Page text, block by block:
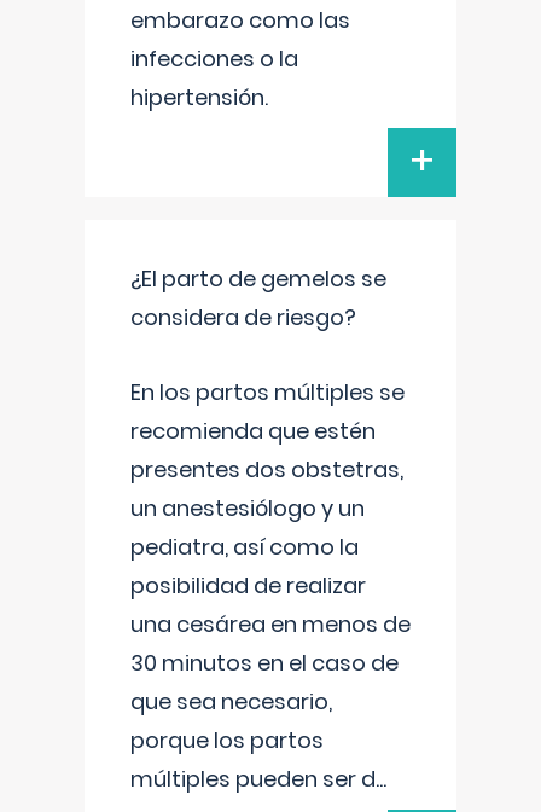
embarazo como las
infecciones o la
hipertensión.
+
¿El parto de gemelos se
considera de riesgo?
En los partos múltiples se
recomienda que estén
presentes dos obstetras,
un anestesiólogo y un
pediatra, así como la
posibilidad de realizar
una cesárea en menos de
30 minutos en el caso de
que sea necesario,
porque los partos
múltiples pueden ser d...